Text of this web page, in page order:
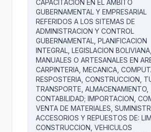
CAPACITACION EN EL AMBITO
GUBERNAMENTAL Y EMPRESARIAL
REFERIDOS A LOS SITEMAS DE
ADMINISTRACION Y CONTROL
GUBERNAMENTAL, PLANIFICACION
INTEGRAL, LEGISLACION
MANUALES O ARTESANALES EN
CARPINTERIA, MECANICA,
RESPOSTERIA, CONSTRUCCION,
TRANSPORTE, ALMACENAMIENTO,
CONTABILIDAD; IMPORTACION,
VENTA DE MATERIALES,
ACCESORIOS Y REPUESTOS DE:
CONSTRUCCION, VEHICULOS